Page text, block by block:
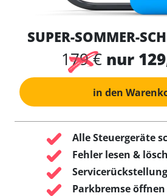
SUPER-SOMMER-
179 € nur
in den
Alle Steuergeräte
Fehler lesen &
Servicerückstellung
Parkbremse öffnen